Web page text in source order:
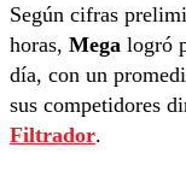
Según cifras
horas, Mega logró
día, con un
sus competidores
Filtrador.